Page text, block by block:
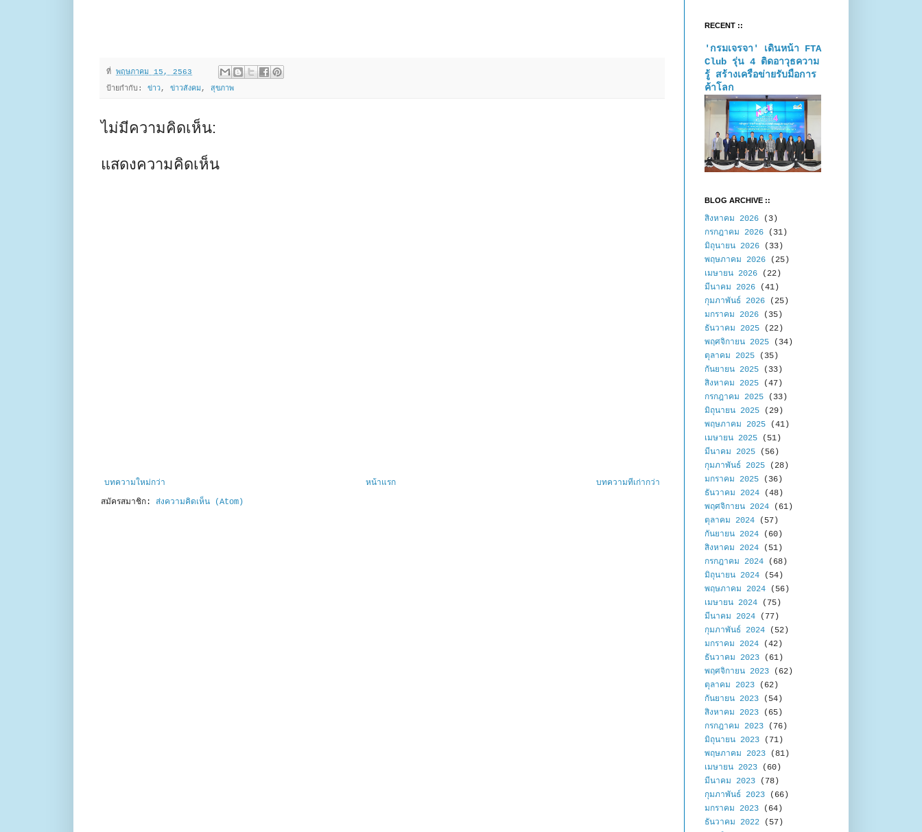
ที่ พฤษภาคม 15, 2563
ป้ายกำกับ: ข่าว, ข่าวสังคม , สุขภาพ
ไม่มีความคิดเห็น:
แสดงความคิดเห็น
บทความใหม่กว่า บทความที่เก่ากว่า
หน้าแรก
สมัครสมาชิก: ส่งความคิดเห็น (Atom)
RECENT ::
'กรมเจรจา' เดินหน้า FTA
Club รุ่น 4 ติดอาวุธความ
รู้ สร้างเครือข่ายรับมือการ
ค้าโลก
BLOG ARCHIVE ::
สิงหาคม 2026 (3)
กรกฎาคม 2026 (31)
มิถุนายน 2026 (33)
พฤษภาคม 2026 (25)
เมษายน 2026 (22)
มีนาคม 2026 (41)
กุมภาพันธ์ 2026 (25)
มกราคม 2026 (35)
ธันวาคม 2025 (22)
พฤศจิกายน 2025 (34)
ตุลาคม 2025 (35)
กันยายน 2025 (33)
สิงหาคม 2025 (47)
กรกฎาคม 2025 (33)
มิถุนายน 2025 (29)
พฤษภาคม 2025 (41)
เมษายน 2025 (51)
มีนาคม 2025 (56)
กุมภาพันธ์ 2025 (28)
มกราคม 2025 (36)
ธันวาคม 2024 (48)
พฤศจิกายน 2024 (61)
ตุลาคม 2024 (57)
กันยายน 2024 (60)
สิงหาคม 2024 (51)
กรกฎาคม 2024 (68)
มิถุนายน 2024 (54)
พฤษภาคม 2024 (56)
เมษายน 2024 (75)
มีนาคม 2024 (77)
กุมภาพันธ์ 2024 (52)
มกราคม 2024 (42)
ธันวาคม 2023 (61)
พฤศจิกายน 2023 (62)
ตุลาคม 2023 (62)
กันยายน 2023 (54)
สิงหาคม 2023 (65)
กรกฎาคม 2023 (76)
มิถุนายน 2023 (71)
พฤษภาคม 2023 (81)
เมษายน 2023 (60)
มีนาคม 2023 (78)
กุมภาพันธ์ 2023 (66)
มกราคม 2023 (64)
ธันวาคม 2022 (57)